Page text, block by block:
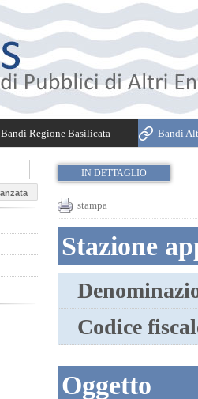
Bandi Regione Basilicata Bandi
IN DETTAGLIO
stampa
Stazione
Codice
Oggetto